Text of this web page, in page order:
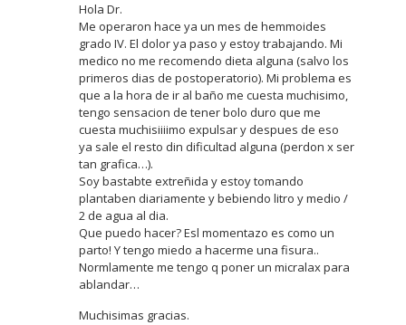
Hola Dr.
Me operaron hace ya un mes de hemmoides
grado IV. El dolor ya paso y estoy trabajando. Mi
medico no me recomendo dieta alguna (salvo los
primeros dias de postoperatorio). Mi problema es
que a la hora de ir al baño me cuesta muchisimo,
tengo sensacion de tener bolo duro que me
cuesta muchisiiiimo expulsar y despues de eso
ya sale el resto din dificultad alguna (perdon x ser
tan grafica…).
Soy bastabte extreñida y estoy tomando
plantaben diariamente y bebiendo litro y medio /
2 de agua al dia.
Que puedo hacer? Esl momentazo es como un
parto! Y tengo miedo a hacerme una fisura..
Normlamente me tengo q poner un micralax para
ablandar…
Muchisimas gracias.